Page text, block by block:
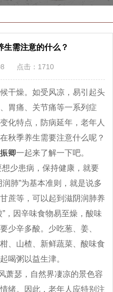
生需注意的什么？
点击：1710
燥。如受风凉，易引起头
胃痛、关节痛等一系列症
化特点，防病延年，老年人
秋季养生需要注意什么呢？
卿一起来了解一下吧。
少患病，保持健康，就要
肺”为基本准则，就是说多
蔗等，可以起到滋阴润肺养
，因辛味食物易至燥，酸味
少辛多酸。少吃葱、姜、
、山楂、新鲜蔬菜、酸味食
喝粥以益生津。
瑟，自然界凄凉的景色容
绪。因此，老年人应特别注